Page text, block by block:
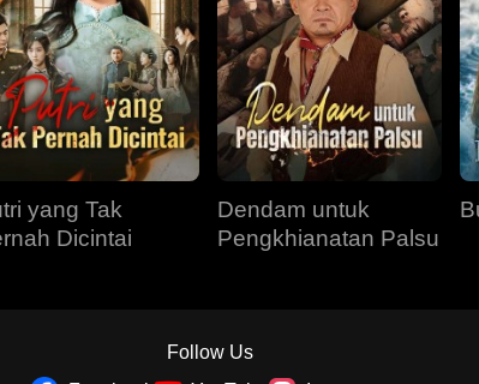
yang Tak
Dicintai
Dendam untuk
Pengkhianatan Palsu
Follow Us